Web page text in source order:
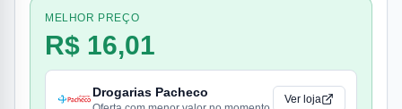
MELHOR PREÇO
R$ 16,01
Drogarias Pacheco Ver loja